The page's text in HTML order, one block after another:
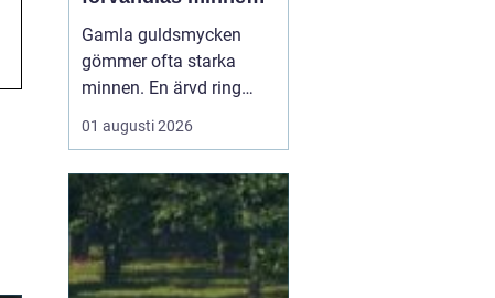
till nya favoriter
Gamla guldsmycken
gömmer ofta starka
minnen. En ärvd ring
som inte passar, ett
armband som gått
som inte längre
används. I stället för att
låta smyckena ligga
längst bak i
01 augusti 2026